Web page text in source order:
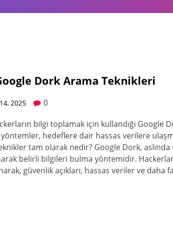
Dork Arama Teknikleri
2025
0
bilgi toplamak için kullandığı Google
yöntemler, hedeflere dair hassas verilere
tam olarak nedir? Google Dork, aslında
belirli bilgileri bulma yöntemidir.
güvenlik açıkları, hassas veriler ve daha